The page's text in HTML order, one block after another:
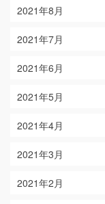
2021年8月
2021年7月
2021年6月
2021年5月
2021年4月
2021年3月
2021年2月